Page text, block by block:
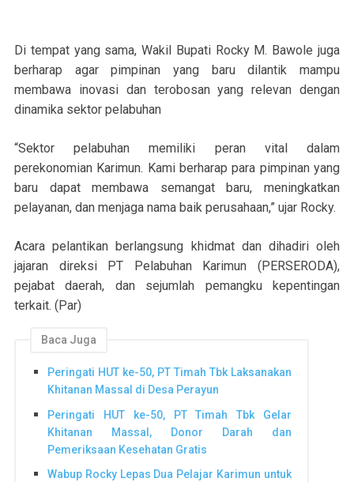
Di tempat yang sama, Wakil Bupati Rocky M. Bawole juga
berharap agar pimpinan yang baru dilantik mampu
membawa inovasi dan terobosan yang relevan dengan
dinamika sektor pelabuhan
“Sektor pelabuhan memiliki peran vital dalam
perekonomian Karimun. Kami berharap para pimpinan yang
baru dapat membawa semangat baru, meningkatkan
pelayanan, dan menjaga nama baik perusahaan,” ujar Rocky.
Acara pelantikan berlangsung khidmat dan dihadiri oleh
jajaran direksi PT Pelabuhan Karimun (PERSERODA),
pejabat daerah, dan sejumlah pemangku kepentingan
terkait. (Par)
Baca Juga
Peringati HUT ke-50, PT Timah Tbk Laksanakan
Khitanan Massal di Desa Perayun
Peringati HUT ke-50, PT Timah Tbk Gelar
Khitanan Massal, Donor Darah dan
Pemeriksaan Kesehatan Gratis
Wabup Rocky Lepas Dua Pelajar Karimun untuk